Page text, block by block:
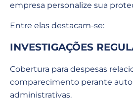
empresa personalize sua
Entre elas destacam-se:
INVESTIGAÇÕES
Cobertura para despesas
comparecimento perante
administrativas.